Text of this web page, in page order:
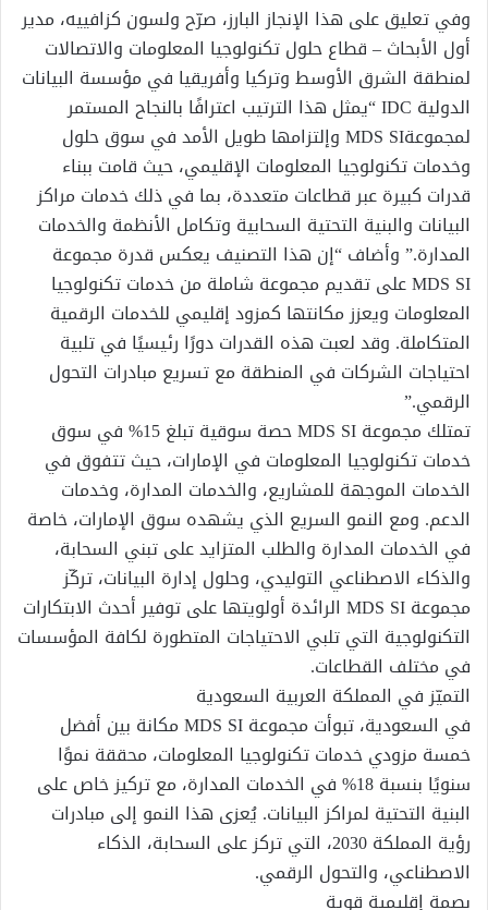
وفي تعليق على هذا الإنجاز البارز، صرّح ولسون كزافييه، مدير
أول الأبحاث – قطاع حلول تكنولوجيا المعلومات والاتصالات
لمنطقة الشرق الأوسط وتركيا وأفريقيا في مؤسسة البيانات
الدولية IDC “يمثل هذا الترتيب اعترافًا بالنجاح المستمر
لمجموعةMDS SI وإلتزامها طويل الأمد في سوق حلول
وخدمات تكنولوجيا المعلومات الإقليمي، حيث قامت ببناء
قدرات كبيرة عبر قطاعات متعددة، بما في ذلك خدمات مراكز
البيانات والبنية التحتية السحابية وتكامل الأنظمة والخدمات
المدارة.” وأضاف “إن هذا التصنيف يعكس قدرة مجموعة
MDS SI على تقديم مجموعة شاملة من خدمات تكنولوجيا
المعلومات ويعزز مكانتها كمزود إقليمي للخدمات الرقمية
المتكاملة. وقد لعبت هذه القدرات دورًا رئيسيًا في تلبية
احتياجات الشركات في المنطقة مع تسريع مبادرات التحول
الرقمي.”
تمتلك مجموعة MDS SI حصة سوقية تبلغ 15% في سوق
خدمات تكنولوجيا المعلومات في الإمارات، حيث تتفوق في
الخدمات الموجهة للمشاريع، والخدمات المدارة، وخدمات
الدعم. ومع النمو السريع الذي يشهده سوق الإمارات، خاصة
في الخدمات المدارة والطلب المتزايد على تبني السحابة،
والذكاء الاصطناعي التوليدي، وحلول إدارة البيانات، تركّز
مجموعة MDS SI الرائدة أولويتها على توفير أحدث الابتكارات
التكنولوجية التي تلبي الاحتياجات المتطورة لكافة المؤسسات
في مختلف القطاعات.
التميّز في المملكة العربية السعودية
في السعودية، تبوأت مجموعة MDS SI مكانة بين أفضل
خمسة مزودي خدمات تكنولوجيا المعلومات، محققة نموًا
سنويًا بنسبة 18% في الخدمات المدارة، مع تركيز خاص على
البنية التحتية لمراكز البيانات. يُعزى هذا النمو إلى مبادرات
رؤية المملكة 2030، التي تركز على السحابة، الذكاء
الاصطناعي، والتحول الرقمي.
بصمة إقليمية قوية